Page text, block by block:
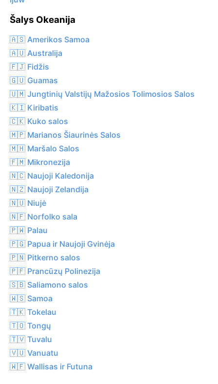
Šalys Okeanija
🇦🇸 Amerikos Samoa
🇦🇺 Australija
🇫🇯 Fidžis
🇬🇺 Guamas
🇺🇲 Jungtinių Valstijų Mažosios Tolimosios Salos
🇰🇮 Kiribatis
🇨🇰 Kuko salos
🇲🇵 Marianos Šiaurinės Salos
🇲🇭 Maršalo Salos
🇫🇲 Mikronezija
🇳🇨 Naujoji Kaledonija
🇳🇿 Naujoji Zelandija
🇳🇺 Niujė
🇳🇫 Norfolko sala
🇵🇼 Palau
🇵🇬 Papua ir Naujoji Gvinėja
🇵🇳 Pitkerno salos
🇵🇫 Prancūzų Polinezija
🇸🇧 Saliamono salos
🇼🇸 Samoa
🇹🇰 Tokelau
🇹🇴 Tongų
🇹🇻 Tuvalu
🇻🇺 Vanuatu
🇼🇫 Wallisas ir Futuna